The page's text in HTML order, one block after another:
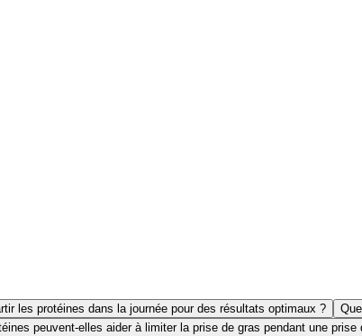
les protéines dans la journée pour des résultats optimaux ?
peuvent-elles aider à limiter la prise de gras pendant une prise